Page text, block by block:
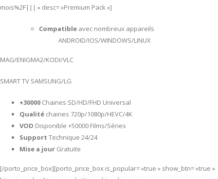
mois%2F||| » desc= »Premium Pack »]
Compatible avec nombreux appareils
ANDROID/IOS/WINDOWS/LINUX
MAG/ENIGMA2/KODI/VLC
SMART TV SAMSUNG/LG
+30000 Chaines SD/HD/FHD Universal
Qualité chaines 720p/1080p/HEVC/4K
VOD Disponible +50000 Films/Séries
Support Technique 24/24
Mise a jour Gratuite
[/porto_price_box][porto_price_box is_popular= »true » show_btn= »true »